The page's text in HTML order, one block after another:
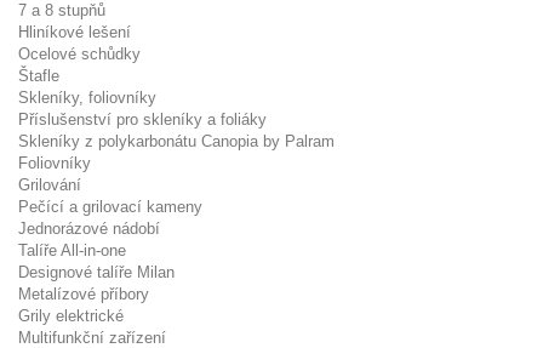
7 a 8 stupňů
Hliníkové lešení
Ocelové schůdky
Štafle
Skleníky, foliovníky
Příslušenství pro skleníky a foliáky
Skleníky z polykarbonátu Canopia by Palram
Foliovníky
Grilování
Pečící a grilovací kameny
Jednorázové nádobí
Talíře All-in-one
Designové talíře Milan
Metalízové příbory
Grily elektrické
Multifunkční zařízení